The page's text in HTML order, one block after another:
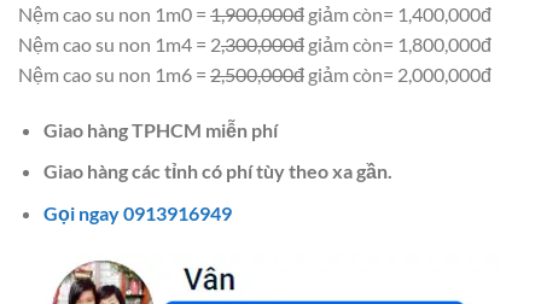
Nệm cao su non 1m0 = 1,900,000đ giảm còn= 1,400,000đ
Nệm cao su non 1m4 = 2,300,000đ giảm còn= 1,800,000đ
Nệm cao su non 1m6 = 2,500,000đ giảm còn= 2,000,000đ
Giao hàng TPHCM miễn phí
Giao hàng các tỉnh có phí tùy theo xa gần.
Gọi ngay 0913916949